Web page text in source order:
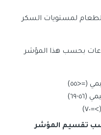
لمستويات السكر
بحسب هذا المؤشر
(=<٥٥)
٦٩)
تقسيم المؤشر